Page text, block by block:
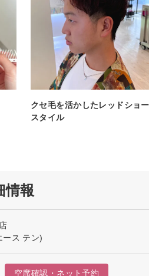
クセ毛を活かしたレッドショ
スタイル
報
ース テン)
空席確認・ネット予約